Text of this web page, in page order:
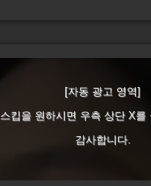
[자동 광고 영역]
스킵을 원하시면 우측 상단 X를
감사합니다.